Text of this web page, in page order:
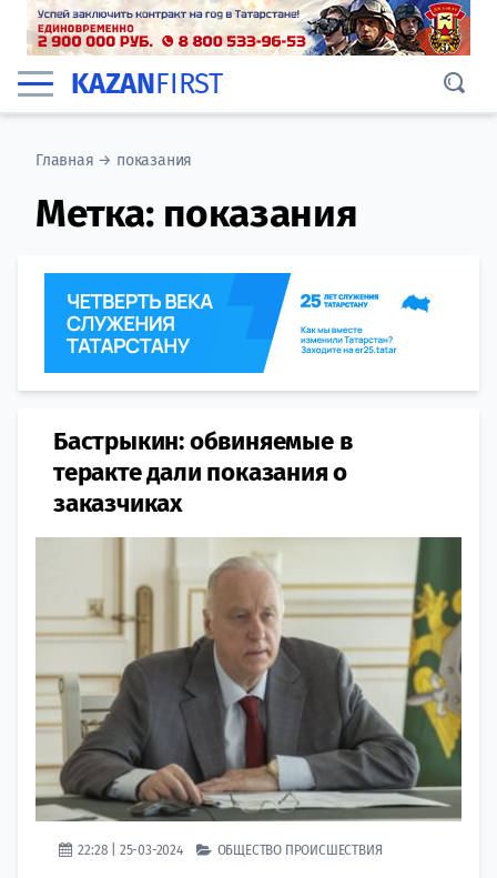
KAZANFIRST
Главная → показания
Метка: показания
Бастрыкин: обвиняемые в
теракте дали показания о
заказчиках
22:28 | 25-03-2024 ОБЩЕСТВО ПРОИСШЕСТВИЯ